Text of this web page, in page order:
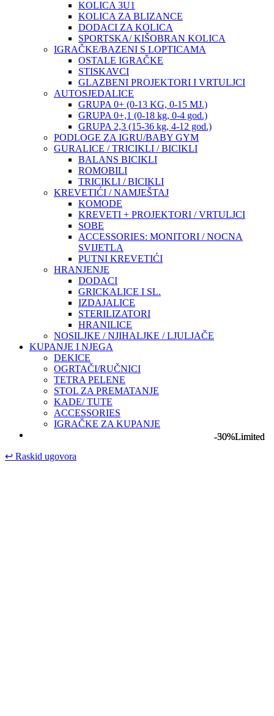
-50%Limited
-30%Limited
KOLICA 3U1
KOLICA ZA BLIZANCE
DODACI ZA KOLICA
SPORTSKA/ KIŠOBRAN KOLICA
IGRAČKE/BAZENI S LOPTICAMA
OSTALE IGRAČKE
STISKAVCI
GLAZBENI PROJEKTORI I VRTULJCI
AUTOSJEDALICE
GRUPA 0+ (0-13 KG, 0-15 MJ.)
GRUPA 0+,1 (0-18 kg, 0-4 god.)
GRUPA 2,3 (15-36 kg, 4-12 god.)
PODLOGE ZA IGRU/BABY GYM
GURALICE / TRICIKLI / BICIKLI
BALANS BICIKLI
ROMOBILI
TRICIKLI / BICIKLI
KREVETIĆI / NAMJEŠTAJ
KOMODE
KREVETI + PROJEKTORI / VRTULJCI
SOBE
ACCESSORIES: MONITORI / NOCNA
SVIJETLA
PUTNI KREVETIĆI
HRANJENJE
DODACI
GRICKALICE I SL.
IZDAJALICE
STERILIZATORI
HRANILICE
NOSILJKE / NJIHALJKE / LJULJAČE
KUPANJE I NJEGA
DEKICE
OGRTAČI/RUČNICI
TETRA PELENE
STOL ZA PREMATANJE
KADE/ TUTE
ACCESSORIES
IGRAČKE ZA KUPANJE
↩ Raskid ugovora